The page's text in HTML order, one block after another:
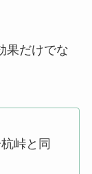
果だけでな
峠と同